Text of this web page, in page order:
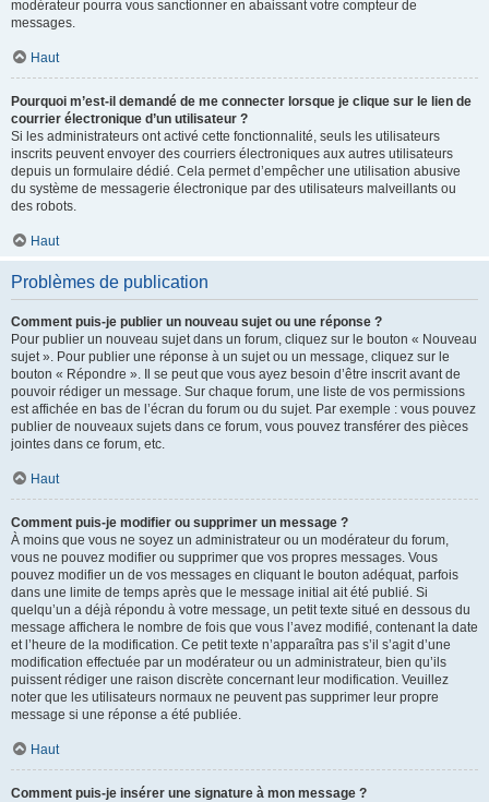
modérateur pourra vous sanctionner en abaissant votre compteur de
messages.
Haut
Pourquoi m’est-il demandé de me connecter lorsque je clique sur le lien de
courrier électronique d’un utilisateur ?
Si les administrateurs ont activé cette fonctionnalité, seuls les utilisateurs
inscrits peuvent envoyer des courriers électroniques aux autres utilisateurs
depuis un formulaire dédié. Cela permet d’empêcher une utilisation abusive
du système de messagerie électronique par des utilisateurs malveillants ou
des robots.
Haut
Problèmes de publication
Comment puis-je publier un nouveau sujet ou une réponse ?
Pour publier un nouveau sujet dans un forum, cliquez sur le bouton « Nouveau
sujet ». Pour publier une réponse à un sujet ou un message, cliquez sur le
bouton « Répondre ». Il se peut que vous ayez besoin d’être inscrit avant de
pouvoir rédiger un message. Sur chaque forum, une liste de vos permissions
est affichée en bas de l’écran du forum ou du sujet. Par exemple : vous pouvez
publier de nouveaux sujets dans ce forum, vous pouvez transférer des pièces
jointes dans ce forum, etc.
Haut
Comment puis-je modifier ou supprimer un message ?
À moins que vous ne soyez un administrateur ou un modérateur du forum,
vous ne pouvez modifier ou supprimer que vos propres messages. Vous
pouvez modifier un de vos messages en cliquant le bouton adéquat, parfois
dans une limite de temps après que le message initial ait été publié. Si
quelqu’un a déjà répondu à votre message, un petit texte situé en dessous du
message affichera le nombre de fois que vous l’avez modifié, contenant la date
et l’heure de la modification. Ce petit texte n’apparaîtra pas s’il s’agit d’une
modification effectuée par un modérateur ou un administrateur, bien qu’ils
puissent rédiger une raison discrète concernant leur modification. Veuillez
noter que les utilisateurs normaux ne peuvent pas supprimer leur propre
message si une réponse a été publiée.
Haut
Comment puis-je insérer une signature à mon message ?